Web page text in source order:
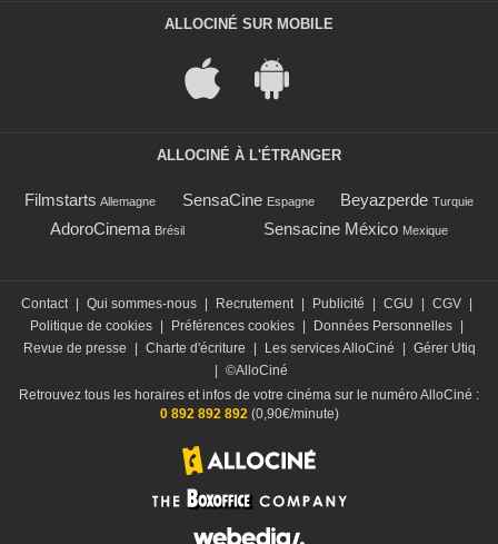
ALLOCINÉ SUR MOBILE
ALLOCINÉ À L'ÉTRANGER
Filmstarts Allemagne SensaCine Espagne Beyazperde Turquie
AdoroCinema Brésil Sensacine México Mexique
Contact | Qui sommes-nous | Recrutement | Publicité | CGU | CGV |
Politique de cookies | Préférences cookies | Données Personnelles |
Revue de presse
| Charte d'écriture | Les services AlloCiné | Gérer Utiq
| ©AlloCiné
Retrouvez tous les horaires et infos de votre cinéma sur le numéro AlloCiné :
0 892 892 892 (0,90€/minute)